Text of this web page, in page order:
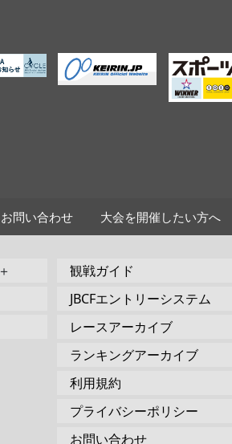
お問い合わせ 大会を開催したい方へ
観戦ガイド
JBCFエントリーシステム
レースアーカイブ
ランキングアーカイブ
利用規約
プライバシーポリシー
お問い合わせ